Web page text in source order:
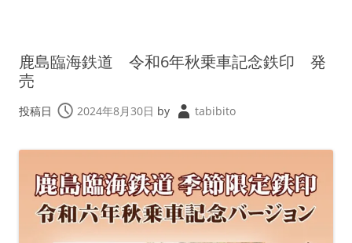
鹿島臨海鉄道 令和6年秋乗車記念鉄印 発
売
投稿日 2024年8月30日 by tabibito